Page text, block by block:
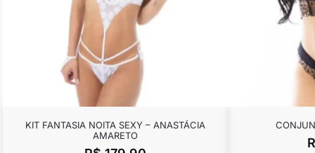
KIT FANTASIA NOITA SEXY – ANASTÁCIA
AMARETO